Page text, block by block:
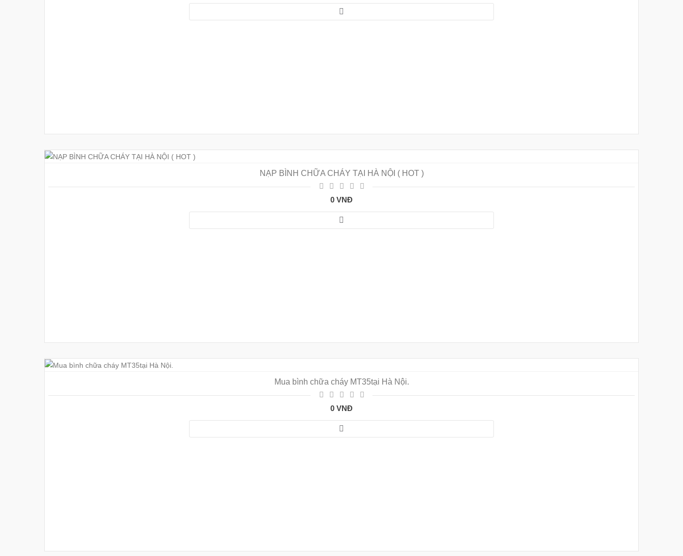
NẠP BÌNH CHỮA CHÁY TẠI HÀ NỘI ( HOT )
0 VNĐ
Mua bình chữa cháy MT35tại Hà Nội.
0 VNĐ